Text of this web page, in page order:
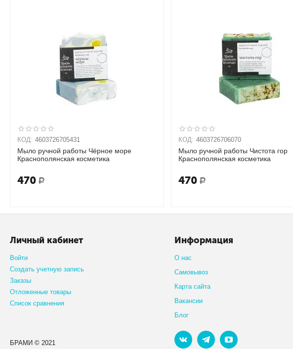
КОД: 4603726705431
Мыло ручной работы Чёрное море
Краснополянская косметика
470 Р
КОД: 4603726706070
Мыло ручной работы Чистота гор
Краснополянская косметика
470 Р
Личный кабинет
Войти
Создать учетную запись
Заказы
Отложенные товары
Список сравнения
Информация
О нас
Самовывоз
Карта сайта
Вакансии
Блог
БРАМИ © 2021